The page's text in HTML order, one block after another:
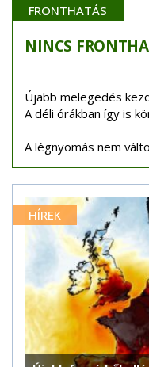
FRONTHATÁS
NINCS
Újabb melegedés
A déli órákban így is
A légnyomás nem
HÍREK